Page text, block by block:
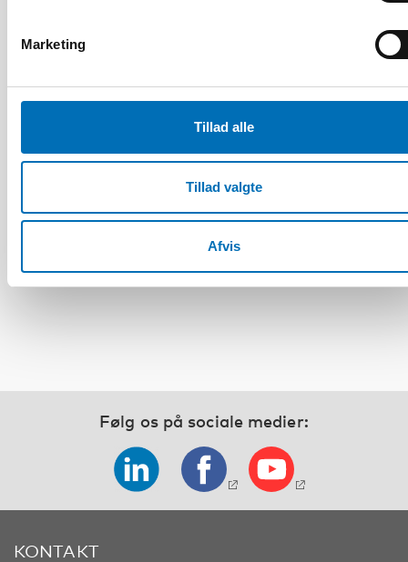
Marketing
Tillad alle
Tillad valgte
Afvis
Det fjerde nordisk-baltiske møde om
kriseberedskab – Nordisk-baltiske erfaringer
og innovationer
Følg os på sociale medier:
KONTAKT